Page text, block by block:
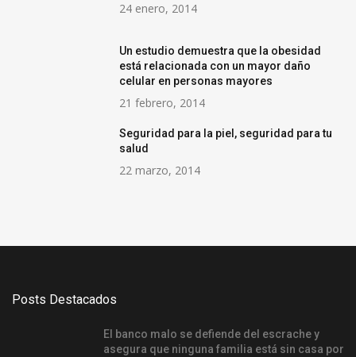
24 enero, 2014
Un estudio demuestra que la obesidad
está relacionada con un mayor daño
celular en personas mayores
21 febrero, 2014
Seguridad para la piel, seguridad para tu
salud
22 marzo, 2014
Posts Destacados
El banco malo se defiende del escrache y
asegura que ninguna familia está sin casa por